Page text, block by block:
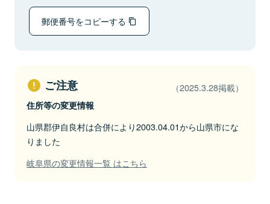
郵便番号をコピーする
ご注意 （2025.3.28掲載）
住所等の変更情報
山県郡伊自良村は合併により2003.04.01から山県市にな
りました
岐阜県の変更情報一覧 はこちら